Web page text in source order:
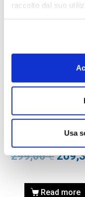
raccolto dal suo
Usa
OCCHIALE DA
BAN
Occhiale RAY-
0RB7683S 140285
299,00€
Read more